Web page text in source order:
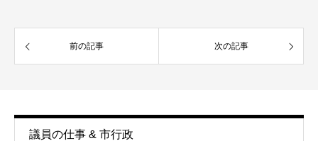
前の記事 次の記事
議員の仕事 & 市行政